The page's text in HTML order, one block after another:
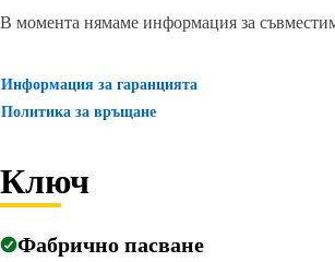
• Standard length socket.
• Used to handle high-torque
• Ensures a secure fit to reduce the risk
• Provided with a 6-point design for
Applications:
wrenches to handle hexagonal fasteners
В момента нямаме информация за
Информация за гаранцията
Политика за връщане
Ключ
Фабрично пасване